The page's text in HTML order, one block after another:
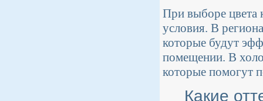
При выборе цвета
условия. В
которые будут
помещении. В
которые помогут
Какие